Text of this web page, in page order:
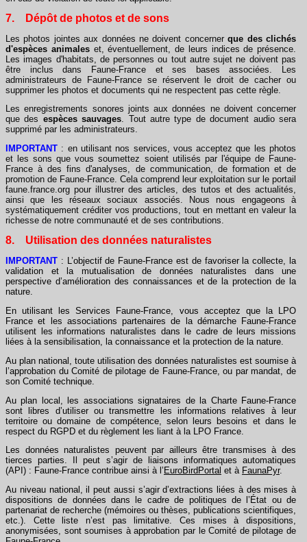
7. Dépôt de photos et de sons
Les photos jointes aux données ne doivent concernerque des clichés
d'espèces animaleset, éventuellement, de leurs indices de présence.
Les images d'habitats, de personnes ou tout autre sujet ne doivent pas
être inclus dans Faune-France et ses bases associées. Les
administrateurs de Faune-France se réservent le droit de cacher ou
supprimer les photos et documents qui ne respectent pas cette règle.
Les enregistrements sonores joints aux données ne doivent concerner
que des espèces sauvages. Tout autre type de document audio sera
supprimé par les administrateurs.
IMPORTANT : en utilisant nos services, vous acceptez que les photos
et les sons que vous soumettez soient utilisés par l'équipe de Faune-
France à des fins d'analyses, de communication, de formation et de
promotion de Faune-France. Cela comprend leur exploitation sur le portail
faune.france.org pour illustrer des articles, des tutos et des actualités,
ainsi que les réseaux sociaux associés. Nous nous engageons à
systématiquement créditer vos productions, tout en mettant en valeur la
richesse de notre communauté et de ses contributions.
8. Utilisation des données naturalistes
IMPORTANT : L’objectif de Faune-France est de favoriser la collecte, la
validation et la mutualisation de données naturalistes dans une
perspective d’amélioration des connaissances et de la protection de la
nature.
En utilisant les Services Faune-France, vous acceptez que la LPO
France et les associations partenaires de la démarche Faune-France
utilisent les informations naturalistes dans le cadre de leurs missions
liées à la sensibilisation, la connaissance et la protection de la nature.
Au plan national, toute utilisation des données naturalistes est soumise à
l’approbation du Comité de pilotage de Faune-France, ou par mandat, de
son Comité technique.
Au plan local, les associations signataires de la Charte Faune-France
sont libres d’utiliser ou transmettre les informations relatives à leur
territoire ou domaine de compétence, selon leurs besoins et dans le
respect du RGPD et du règlement les liant à la LPO France.
Les données naturalistes peuvent par ailleurs être transmises à des
tierces parties. Il peut s’agir de liaisons informatiques automatiques
(API) : Faune-France contribue ainsi à l’ EuroBirdPortal et à FaunaPyr.
Au niveau national, il peut aussi s’agir d’extractions liées à des mises à
dispositions de données dans le cadre de politiques de l’État ou de
partenariat de recherche (mémoires ou thèses, publications scientifiques,
etc.). Cette liste n’est pas limitative. Ces mises à dispositions,
anonymisées, sont soumises à approbation par le Comité de pilotage de